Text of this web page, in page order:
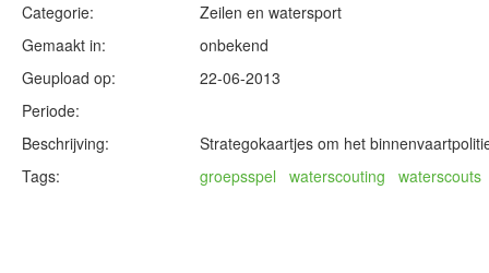
Categorie:
Zeilen en watersport
Gemaakt in:
onbekend
Geupload op:
22-06-2013
Periode:
Beschrijving:
Strategokaartjes om het
Tags:
groepsspel waterscouting waterscouts